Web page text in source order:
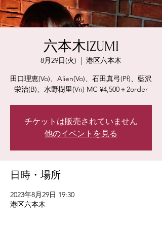
六本木IZUMI
8月29日(火)
  |
港区六本木
田口理恵(Vo)、Alien(Vo)、石田真弓(Pf)、藍沢
チケットは販売されていません
他のイベントを見る
日時・場所
2023年8月29日 19:30
港区六本木